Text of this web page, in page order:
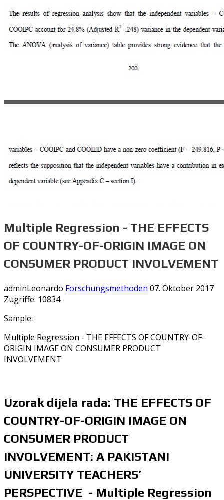
Multiple Regression - THE EFFECTS
OF COUNTRY-OF-ORIGIN IMAGE ON
CONSUMER PRODUCT INVOLVEMENT
adminLeonardo Forschungsmethoden 07. Oktober 2017
Zugriffe: 10834
Sample:
Multiple Regression - THE EFFECTS OF COUNTRY-OF-
ORIGIN IMAGE ON CONSUMER PRODUCT
INVOLVEMENT
Uzorak dijela rada: THE EFFECTS OF
COUNTRY-OF-ORIGIN IMAGE ON
CONSUMER PRODUCT
INVOLVEMENT: A PAKISTANI
UNIVERSITY TEACHERS’
PERSPECTIVE - Multiple Regression